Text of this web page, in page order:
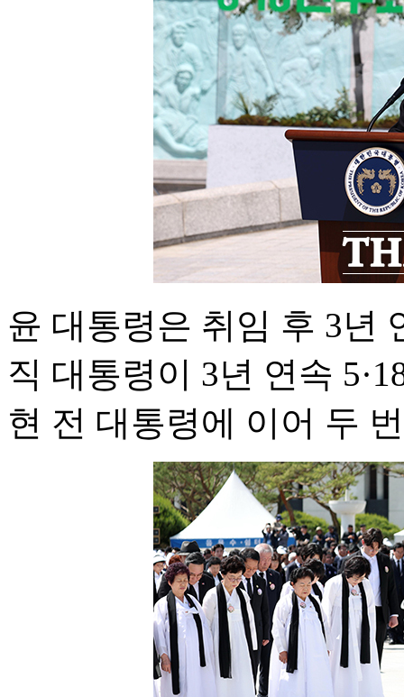
윤 대통령은 취임 후 3년
직 대통령이 3년 연속
현 전 대통령에 이어 두